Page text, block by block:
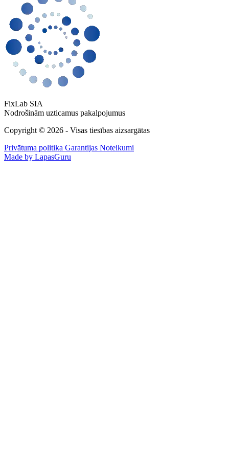
FixLab SIA
Nodrošinām uzticamus pakalpojumus
Copyright © 2026 - Visas tiesības aizsargātas
Privātuma politika Garantijas Noteikumi
Made by LapasGuru